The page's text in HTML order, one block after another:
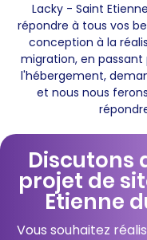
Lacky - Saint
répondre à tous vos
conception à la
migration, en passant
l'hébergement,
et nous nous
Discutons
projet de
Etienne
Vous souhaitez